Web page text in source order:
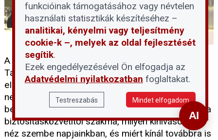
A Magyarországi Ingatlantulajdonosok és
Társasházak Egyesülete (MITOE) által szervezett
eINGATLAN 2026: Jöjjenek a fiatalok! webinar
negyedik kerekasztalának résztvevői arról
beszélgettek, hogyan alakult át az elmúlt években a
biztosításközvetítői szakma, milyen kihívásokkal
néz szembe napjainkban, és miért kínál továbbra is
funkcióinak támogatásához vagy névtelen
használati statisztikák készítéséhez –
analitikai, kényelmi vagy teljesítmény
cookie-k –, melyek az oldal fejlesztését
segítik.
Ezek engedélyezésével Ön elfogadja az
Adatvédelmi nyilatkozatban foglaltakat.
Testreszabás Mindet elfogadom